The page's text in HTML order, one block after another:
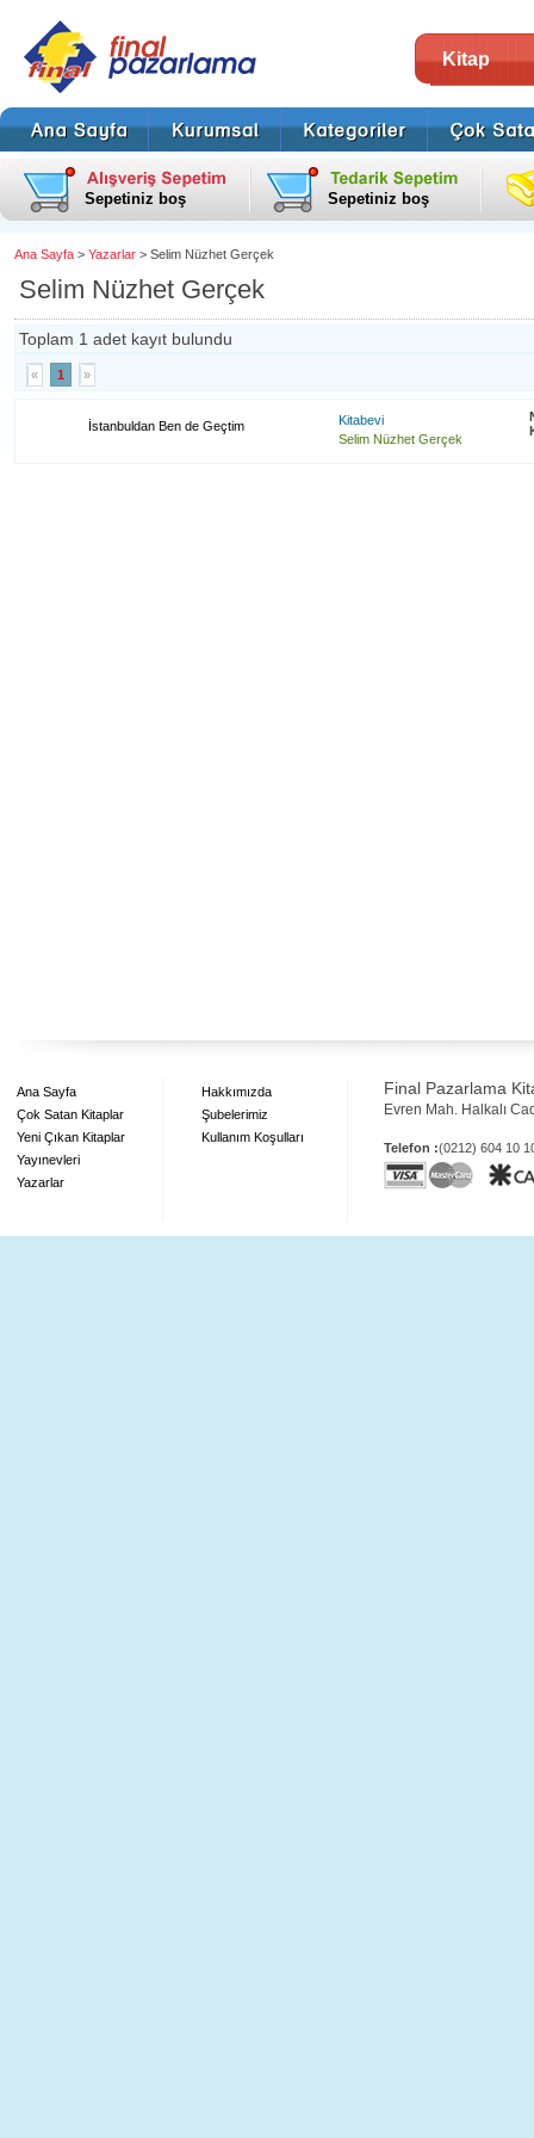
Kitap
Sepetiniz boş Sepetiniz boş
Ana Sayfa > Yazarlar > Selim Nüzhet Gerçek
Selim Nüzhet Gerçek
Toplam 1 adet kayıt bulundu
« 1 »
İstanbuldan Ben de Geçtim
Kitabevi
Selim Nüzhet Gerçek
Ana Sayfa
Çok Satan Kitaplar
Yeni Çıkan Kitaplar
Yayınevleri
Yazarlar
Hakkımızda
Şubelerimiz
Kullanım Koşulları
Final Pazarlama
Evren Mah. Halkalı
Telefon :(0212) 604 10